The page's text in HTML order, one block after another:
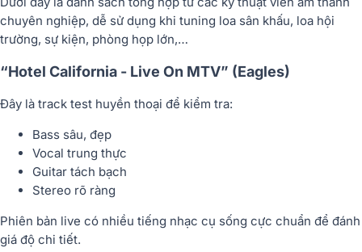
chuyên nghiệp, dễ sử dụng khi tuning loa sân khấu, loa hội
trường, sự kiện, phòng họp lớn,…
“Hotel California - Live On MTV” (Eagles)
Đây là track test huyền thoại để kiểm tra:
Bass sâu, đẹp
Vocal trung thực
Guitar tách bạch
Stereo rõ ràng
Phiên bản live có nhiều tiếng nhạc cụ sống cực chuẩn để đánh
giá độ chi tiết.